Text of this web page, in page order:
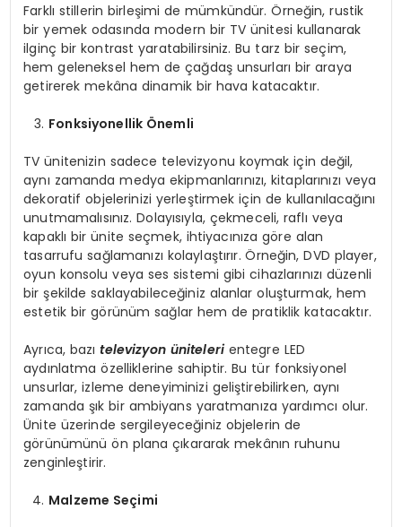
Farklı stillerin birleşimi de mümkündür. Örneğin, rustik
bir yemek odasında modern bir TV ünitesi kullanarak
ilginç bir kontrast yaratabilirsiniz. Bu tarz bir seçim,
hem geleneksel hem de çağdaş unsurları bir araya
getirerek mekâna dinamik bir hava katacaktır.
Fonksiyonellik Önemli
TV ünitenizin sadece televizyonu koymak için değil,
aynı zamanda medya ekipmanlarınızı, kitaplarınızı veya
dekoratif objelerinizi yerleştirmek için de kullanılacağını
unutmamalısınız. Dolayısıyla, çekmeceli, raflı veya
kapaklı bir ünite seçmek, ihtiyacınıza göre alan
tasarrufu sağlamanızı kolaylaştırır. Örneğin, DVD player,
oyun konsolu veya ses sistemi gibi cihazlarınızı düzenli
bir şekilde saklayabileceğiniz alanlar oluşturmak, hem
estetik bir görünüm sağlar hem de pratiklik katacaktır.
Ayrıca, bazıtelevizyon ünitelerientegre LED
aydınlatma özelliklerine sahiptir. Bu tür fonksiyonel
unsurlar, izleme deneyiminizi geliştirebilirken, aynı
zamanda şık bir ambiyans yaratmanıza yardımcı olur.
Ünite üzerinde sergileyeceğiniz objelerin de
görünümünü ön plana çıkararak mekânın ruhunu
zenginleştirir.
Malzeme Seçimi